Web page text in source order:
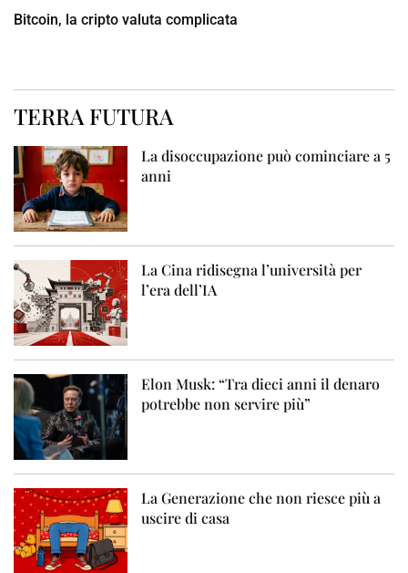
Bitcoin, la cripto valuta complicata
TERRA FUTURA
La disoccupazione può cominciare a 5
anni
La Cina ridisegna l’università per
l’era dell’IA
Elon Musk: “Tra dieci anni il denaro
potrebbe non servire più”
La Generazione che non riesce più a
uscire di casa